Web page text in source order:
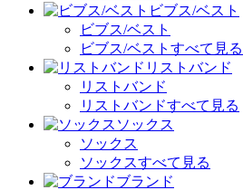
ビブス/ベスト
ビブス/ベスト
ビブス/ベストすべて見る
リストバンド
リストバンド
リストバンドすべて見る
ソックス
ソックス
ソックスすべて見る
ブランド